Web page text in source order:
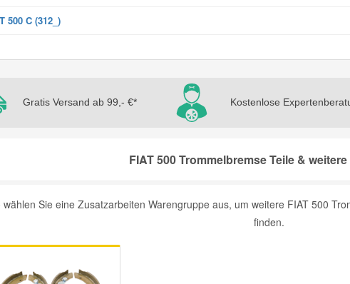
500 C (312_)
Gratis Versand ab 99,- €* Kostenlose
FIAT 500 Trommelbremse Teile &
wählen Sie eine Zusatzarbeiten Warengruppe aus, um weitere FIAT 500
finden.